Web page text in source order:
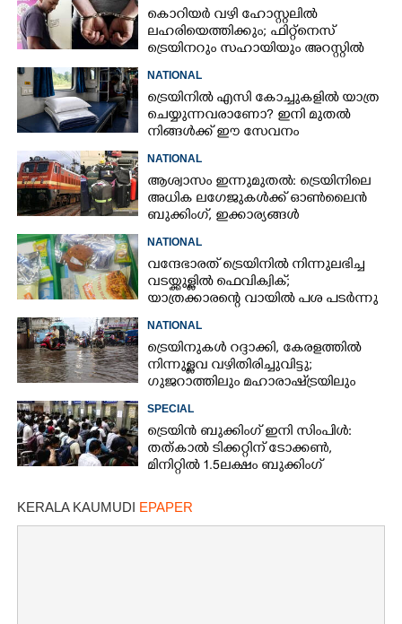
കൊറിയർ വഴി ഹോസ്റ്റലിൽ
ലഹരിയെത്തിക്കും; ഫിറ്റ്‌നെസ്
ട്രെയിനറും സഹായിയും അറസ്റ്റിൽ
NATIONAL
ട്രെയിനിൽ എസി കോച്ചുകളിൽ യാത്ര
ചെയ്യുന്നവരാണോ? ഇനി മുതൽ
നിങ്ങൾക്ക് ഈ സേവനം
സൗജന്യമായി ലഭിക്കും
NATIONAL
ആശ്വാസം ഇന്നുമുതൽ: ട്രെയിനിലെ
അധിക ലഗേജുകൾക്ക് ഓൺലൈൻ
ബുക്കിംഗ്, ഇക്കാര്യങ്ങൾ
അറിഞ്ഞിരിക്കണം
NATIONAL
വന്ദേഭാരത് ട്രെയിനിൽ നിന്നുലഭിച്ച
വടയ്ക്കുള്ളിൽ ഫെവിക്വിക്;
യാത്രക്കാരന്റെ വായിൽ പശ പടർന്നു
NATIONAL
ട്രെയിനുകൾ റദ്ദാക്കി, കേരളത്തിൽ
നിന്നുള്ളവ വഴിതിരിച്ചുവിട്ടു;
ഗുജറാത്തിലും മഹാരാഷ്‌ട്രയിലും
അതിശക്തമായ മഴ
SPECIAL
ട്രെയിൻ ബുക്കിംഗ് ഇനി സിംപിൾ:
തത്കാൽ ടിക്കറ്റിന് ടോക്കൺ,
മിനിറ്റിൽ 1.5ലക്ഷം ബുക്കിംഗ്
KERALA KAUMUDI EPAPER